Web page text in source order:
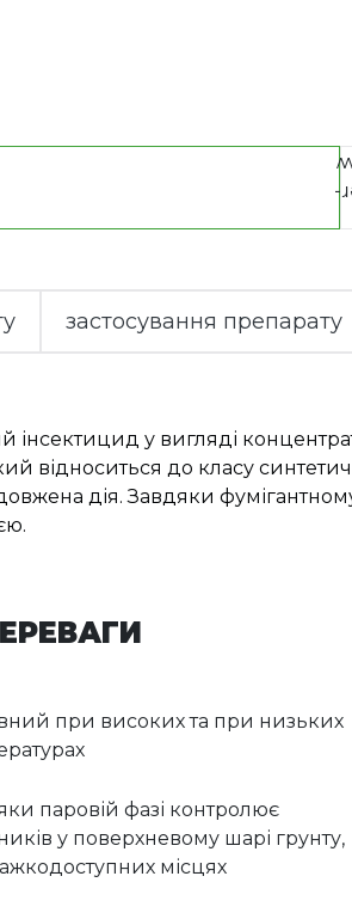
застосування препарату
у вигляді
відноситься до класу
дія. Завдяки
при високих та при низьких
паровій фазі контролює
у поверхневому шарі грунту,
місцях